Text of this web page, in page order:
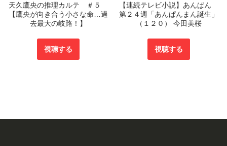
天久鷹央の推理カルテ ＃５
【鷹央が向き合う小さな命…過
去最大の岐路！】
視聴する
【連続テレビ小説】あんぱん
第２４週「あんぱんまん誕生」
（１２０） 今田美桜
視聴する